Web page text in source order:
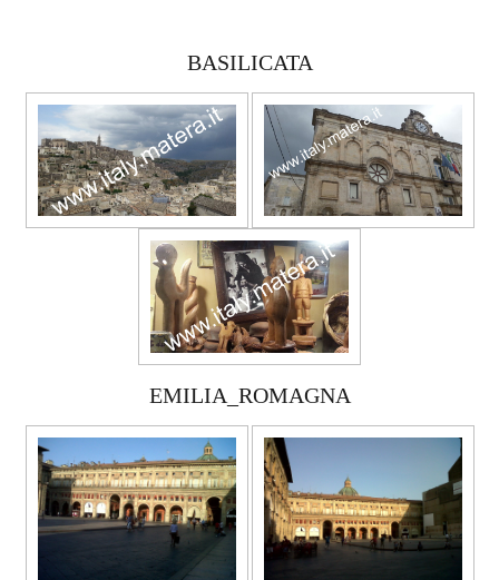
BASILICATA
EMILIA_ROMAGNA